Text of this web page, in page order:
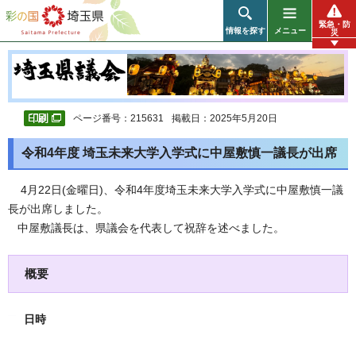
彩の国 埼玉県
情報を探す メニュー
緊急・防
災
ページ番号：215631 掲載日：2025年5月20日
令和4年度 埼玉未来大学入学式に中屋敷慎一議長が出席
4月22日(金曜日)、令和4年度埼玉未来大学入学式に中屋敷慎一議
長が出席しました。
中屋敷議長は、県議会を代表して祝辞を述べました。
概要
日時